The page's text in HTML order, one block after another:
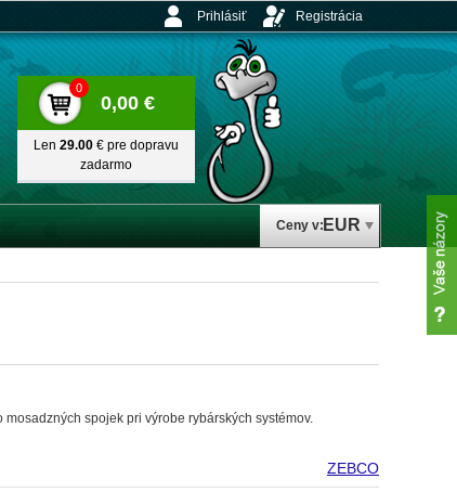
Ceny v: EUR
Prihlásiť Registrácia
0
0,00 €
Len 29.00 € pre dopravu
zadarmo
spojek pri výrobe rybárských systémov.
ZEBCO